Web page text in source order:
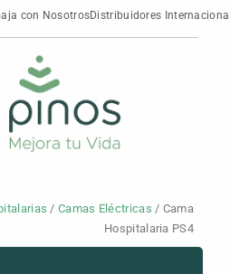
con NosotrosDistribuidores
/Camas Eléctricas / Cama
Hospitalaria PS4